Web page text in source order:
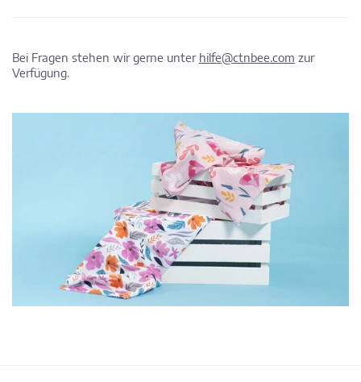
Bei Fragen stehen wir gerne unter hilfe@ctnbee.com zur
Verfügung.